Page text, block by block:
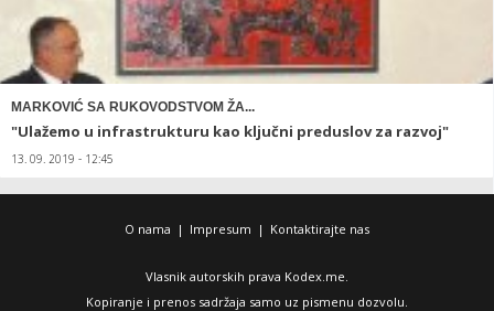
MARKOVIĆ SA RUKOVODSTVOM ŽA...
"Ulažemo u infrastrukturu kao ključni preduslov za razvoj"
13. 09. 2019 - 12:45
O nama | Impresum | Kontaktirajte nas
Vlasnik autorskih prava Kodex.me.
Kopiranje i prenos sadržaja samo uz pismenu dozvolu.